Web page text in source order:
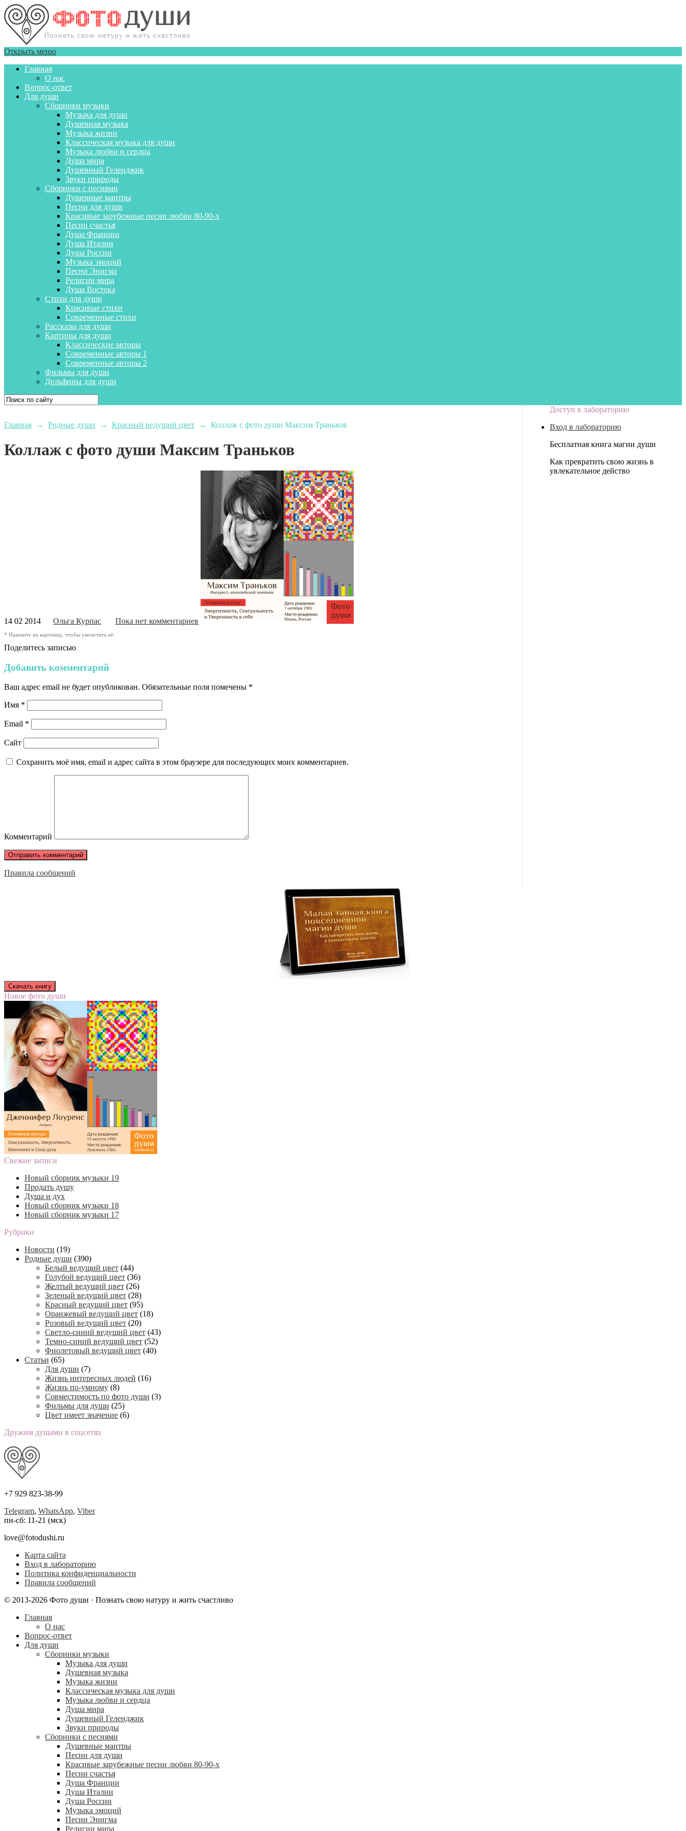
Открыть меню
Главная
О нас
Вопрос-ответ
Для души
Сборники музыки
Музыка для души
Душевная музыка
Музыка жизни
Классическая музыка для души
Музыка любви и сердца
Душа мира
Душевный Геленджик
Звуки природы
Сборники с песнями
Душевные мантры
Песни для души
Красивые зарубежные песни любви 80-90-х
Песни счастья
Душа Франции
Душа Италии
Душа России
Музыка эмоций
Песни Энигма
Религии мира
Душа Востока
Стихи для души
Красивые стихи
Современные стихи
Рассказы для души
Картины для души
Классические авторы
Современные авторы 1
Современные авторы 2
Фильмы для души
Дельфины для души
Главная → Родные души → Красный ведущий цвет → Коллаж с фото души Максим Траньков
Коллаж с фото души Максим Траньков
14 02 2014 Ольга Курпас Пока нет комментариев
* Нажмите на картинку, чтобы увеличить её.
Поделитесь записью
Добавить комментарий
Ваш адрес email не будет опубликован. Обязательные поля помечены *
Имя *
Email *
Сайт
Сохранить моё имя, email и адрес сайта в этом браузере для последующих моих комментариев.
Комментарий
Правила сообщений
Доступ в лабораторию
Вход в лабораторию
Бесплатная книга магии души
Как превратить свою жизнь в
увлекательное действо
Новое фото души
Свежие записи
Новый сборник музыки 19
Продать душу
Душа и дух
Новый сборник музыки 18
Новый сборник музыки 17
Рубрики
Новости (19)
Родные души (390)
Белый ведущий цвет (44)
Голубой ведущий цвет (36)
Желтый ведущий цвет (26)
Зеленый ведущий цвет (28)
Красный ведущий цвет (95)
Оранжевый ведущий цвет (18)
Розовый ведущий цвет (20)
Светло-синий ведущий цвет (43)
Темно-синий ведущий цвет (52)
Фиолетовый ведущий цвет (40)
Статьи (65)
Для души (7)
Жизнь интересных людей (16)
Жизнь по-умному (8)
Совместимость по фото души (3)
Фильмы для души (25)
Цвет имеет значение (6)
Дружим душами в соцсетях
+7 929 823-38-99
Telegram, WhatsApp, Viber
пн-сб: 11-21 (мск)
love@fotodushi.ru
Карта сайта
Вход в лабораторию
Политика конфиденциальности
Правила сообщений
© 2013-2026 Фото души · Познать свою натуру и жить счастливо
Главная
О нас
Вопрос-ответ
Для души
Сборники музыки
Музыка для души
Душевная музыка
Музыка жизни
Классическая музыка для души
Музыка любви и сердца
Душа мира
Душевный Геленджик
Звуки природы
Сборники с песнями
Душевные мантры
Песни для души
Красивые зарубежные песни любви 80-90-х
Песни счастья
Душа Франции
Душа Италии
Душа России
Музыка эмоций
Песни Энигма
Религии мира